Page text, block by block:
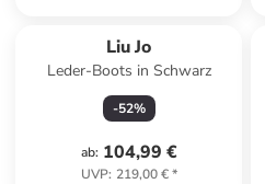
Liu Jo
Leder-Boots in Schwarz
-52%
ab: 104,99 €
UVP: 219,00 €*